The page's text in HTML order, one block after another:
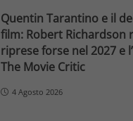
Quentin Tarantino e il
film: Robert Richardson
riprese forse nel 2027 e
The Movie Critic
4 Agosto 2026